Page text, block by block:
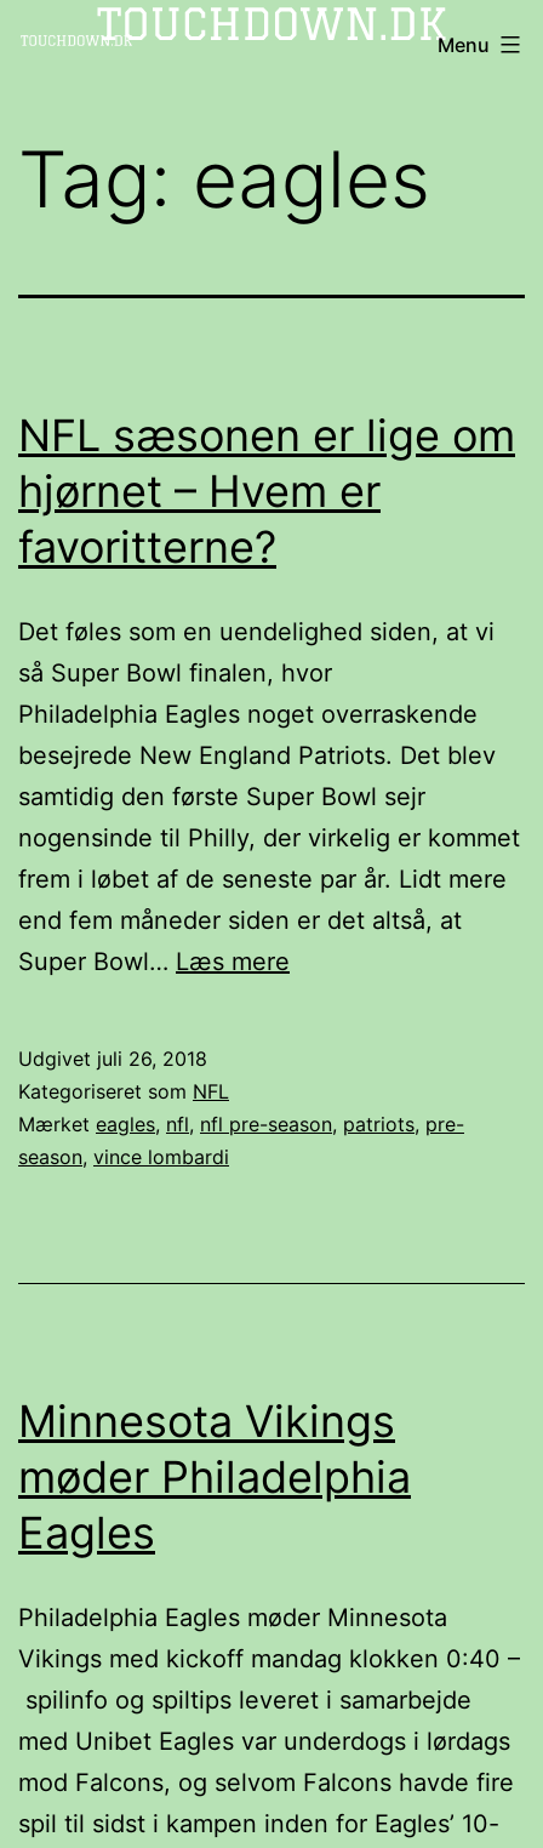
TOUCHDOWN Menu
Tag: eagles
NFL sæsonen er lige om
hjørnet – Hvem er
favoritterne?
Det føles som en uendelighed siden, at vi
så Super Bowl finalen, hvor
Philadelphia Eagles noget overraskende
besejrede New England Patriots. Det blev
samtidig den første Super Bowl sejr
nogensinde til Philly, der virkelig er kommet
frem i løbet af de seneste par år. Lidt mere
end fem måneder siden er det altså, at
Super Bowl… Læs mere
om
er
Udgivet juli 26, 2018
Kategoriseret som NFL
Mærket eagles, nfl, nfl pre-season, patriots, pre-
season, vince lombardi
Minnesota Vikings
møder Philadelphia
Eagles
Philadelphia Eagles møder Minnesota
Vikings med kickoff mandag klokken 0:40 –
spilinfo og spiltips leveret i samarbejde
med Unibet Eagles var underdogs i lørdags
mod Falcons, og selvom Falcons havde fire
spil til sidst i kampen inden for Eagles’ 10-